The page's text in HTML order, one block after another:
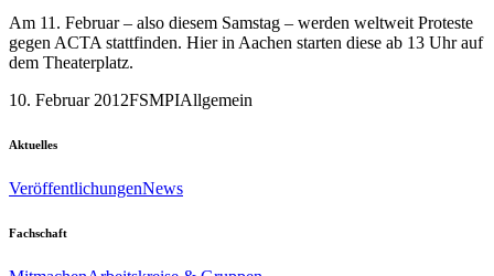
Am 11. Februar – also diesem Samstag – werden weltweit Proteste
gegen ACTA stattfinden. Hier in Aachen starten diese ab 13 Uhr auf
dem Theaterplatz.
10. Februar 2012FSMPIAllgemein
Aktuelles
VeröffentlichungenNews
Fachschaft